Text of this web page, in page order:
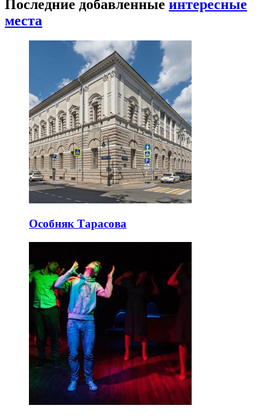
Последние добавленные интересные
места
Особняк Тарасова